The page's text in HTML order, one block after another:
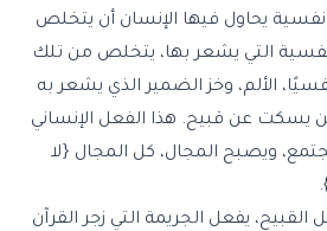
نفسية يحاول فيها الإنسان أن يتخلص
التي يشعر بها، يتخلص من تلك
الألم، وخز الضمير الذي يشعر به
عن قبيح. هذا الفعل الإنساني
ويصبح المجال، كل المجال {لا
يفعل الجريمة التي زجر القرآن